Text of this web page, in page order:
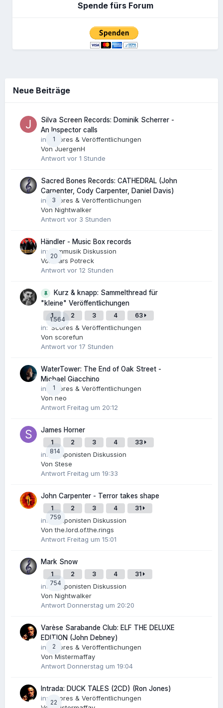
Spende fürs Forum
Neue Beiträge
1
Silva Screen Records: Dominik Scherrer -
An Inspector calls
in:
Scores & Veröffentlichungen
Von JuergenH
Antwort vor 1 Stunde
3
Sacred Bones Records: CATHEDRAL (John
Carpenter, Cody Carpenter, Daniel Davis)
in:
Scores & Veröffentlichungen
Von Nightwalker
Antwort vor 3 Stunden
20
Händler - Music Box records
in:
Filmmusik Diskussion
VonLars Potreck
Antwort vor 12 Stunden
1.564
Kurz & knapp: Sammelthread für
"kleine" Veröffentlichungen
1 2 3 4 63
in: Scores & Veröffentlichungen
Von scorefun
Antwort vor 17 Stunden
1
WaterTower: The End of Oak Street -
Michael Giacchino
in:
Scores & Veröffentlichungen
Von neo
Antwort Freitag um 20:12
814
James Horner
1 2 3 4 33
in: Komponisten Diskussion
Von Stese
Antwort Freitag um 19:33
759
John Carpenter - Terror takes shape
1 2 3 4 31
in: Komponisten Diskussion
Vonthe.lord.of.the.rings
Antwort Freitag um 15:01
754
Mark Snow
1 2 3 4 31
in: Komponisten Diskussion
Von Nightwalker
Antwort Donnerstag um 20:20
2
Varèse Sarabande Club: ELF THE DELUXE
EDITION (John Debney)
in:
Scores & Veröffentlichungen
Von Mistermaffay
Antwort Donnerstag um 19:04
22
Intrada: DUCK TALES (2CD) (Ron Jones)
in:
Scores & Veröffentlichungen